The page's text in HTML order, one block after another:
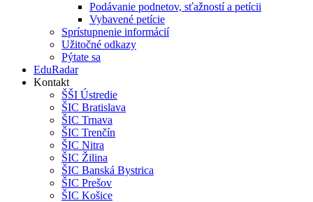
Podávanie podnetov, sťažností a petícii
Vybavené petície
Sprístupnenie informácií
Užitočné odkazy
Pýtate sa
EduRadar
Kontakt
ŠŠI Ústredie
ŠIC Bratislava
ŠIC Trnava
ŠIC Trenčín
ŠIC Nitra
ŠIC Žilina
ŠIC Banská Bystrica
ŠIC Prešov
ŠIC Košice